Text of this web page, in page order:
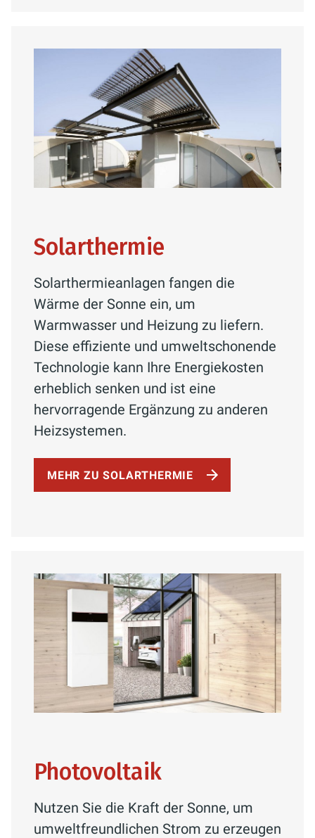
Solarthermie
Solarthermieanlagen fangen die
Wärme der Sonne ein, um
Warmwasser und Heizung zu liefern.
Diese effiziente und umweltschonende
Technologie kann Ihre Energiekosten
erheblich senken und ist eine
hervorragende Ergänzung zu anderen
Heizsystemen.
MEHR ZU SOLARTHERMIE
Photovoltaik
Nutzen Sie die Kraft der Sonne, um
umweltfreundlichen Strom zu erzeugen